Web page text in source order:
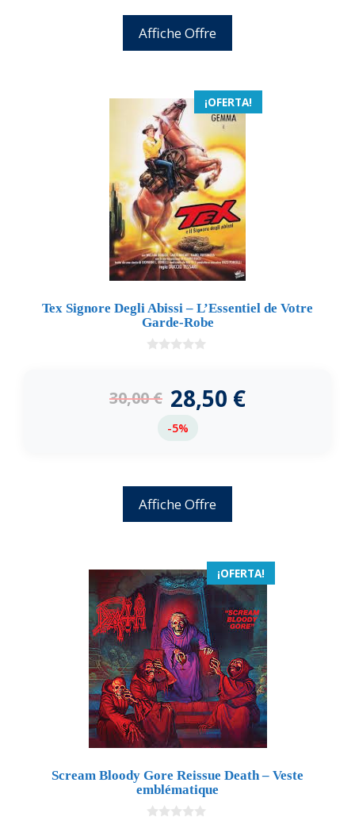
Affiche Offre
¡OFERTA!
Tex Signore Degli Abissi – L’Essentiel de Votre
Garde-Robe
5
30,00€ 28,50 €
-5%
Affiche Offre
¡OFERTA!
Scream Bloody Gore Reissue Death – Veste
emblématique